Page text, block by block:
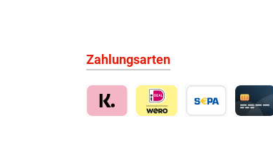
Zahlungsarten